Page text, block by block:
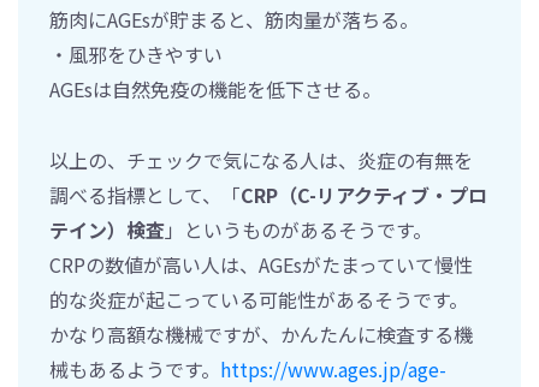
筋肉にAGEsが貯まると、筋肉量が落ちる。
・風邪をひきやすい
AGEsは自然免疫の機能を低下させる。
以上の、チェックで気になる人は、炎症の有無を
調べる指標として、「CRP（C-リアクティブ・プロ
テイン）検査」というものがあるそうです。
CRPの数値が高い人は、AGEsがたまっていて慢性
的な炎症が起こっている可能性があるそうです。
かなり高額な機械ですが、かんたんに検査する機
械もあるようです。 https://www.ages.jp/age-